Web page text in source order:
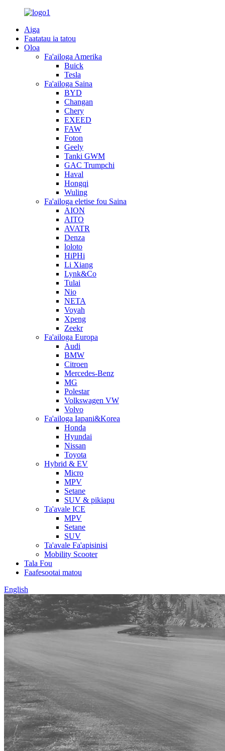
Aiga
Faatatau ia tatou
Oloa
Fa'ailoga Amerika
Buick
Tesla
Fa'ailoga Saina
BYD
Changan
Chery
EXEED
FAW
Foton
Geely
Tanki GWM
GAC Trumpchi
Haval
Hongqi
Wuling
Fa'ailoga eletise fou Saina
AION
AITO
AVATR
Denza
loloto
HiPHi
Li Xiang
Lynk&Co
Tulai
Nio
NETA
Voyah
Xpeng
Zeekr
Fa'ailoga Europa
Audi
BMW
Citroen
Mercedes-Benz
MG
Polestar
Volkswagen VW
Volvo
Fa'ailoga Iapani&Korea
Honda
Hyundai
Nissan
Toyota
Hybrid & EV
Micro
MPV
Setane
SUV & pikiapu
Ta'avale ICE
MPV
Setane
SUV
Ta'avale Fa'apisinisi
Mobility Scooter
Tala Fou
Faafesootai matou
English